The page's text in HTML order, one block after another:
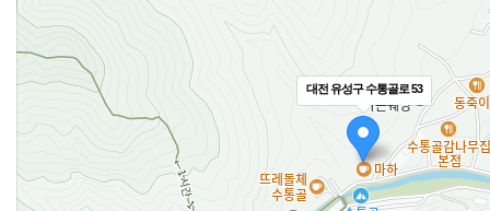
대전 유성구 수통골로 53